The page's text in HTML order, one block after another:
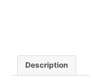
Description